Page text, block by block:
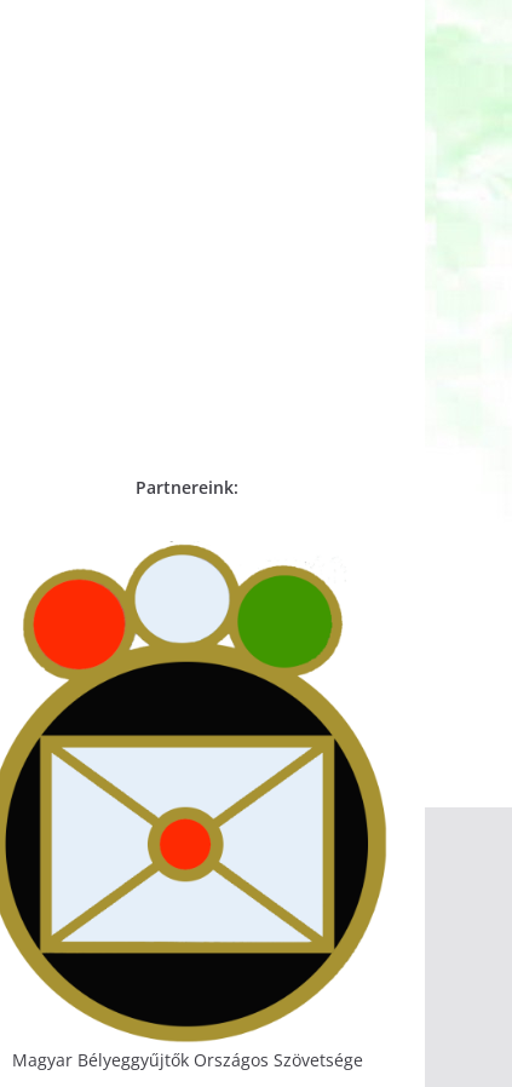
Partnereink:
Magyar Bélyeggyűjtők Országos Szövetsége